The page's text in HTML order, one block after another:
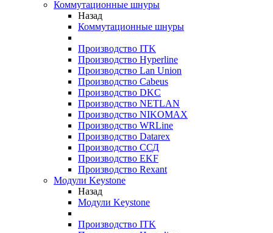
Коммутационные шнуры
Назад
Коммутационные шнуры
Производство ITK
Производство Hyperline
Производство Lan Union
Производство Cabeus
Производство DKC
Производство NETLAN
Производство NIKOMAX
Производство WRLine
Производство Datarex
Производство ССД
Производство EKF
Производство Rexant
Модули Keystone
Назад
Модули Keystone
Производство ITK